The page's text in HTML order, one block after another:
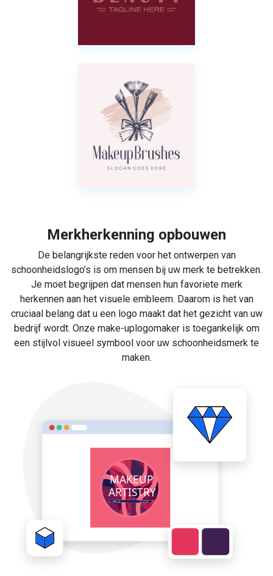
Merkherkenning opbouwen
De belangrijkste reden voor het ontwerpen van
schoonheidslogo’s is om mensen bij uw merk te betrekken.
Je moet begrijpen dat mensen hun favoriete merk
herkennen aan het visuele embleem. Daarom is het van
cruciaal belang dat u een logo maakt dat het gezicht van uw
bedrijf wordt. Onze make-uplogomaker is toegankelijk om
een stijlvol visueel symbool voor uw schoonheidsmerk te
maken.